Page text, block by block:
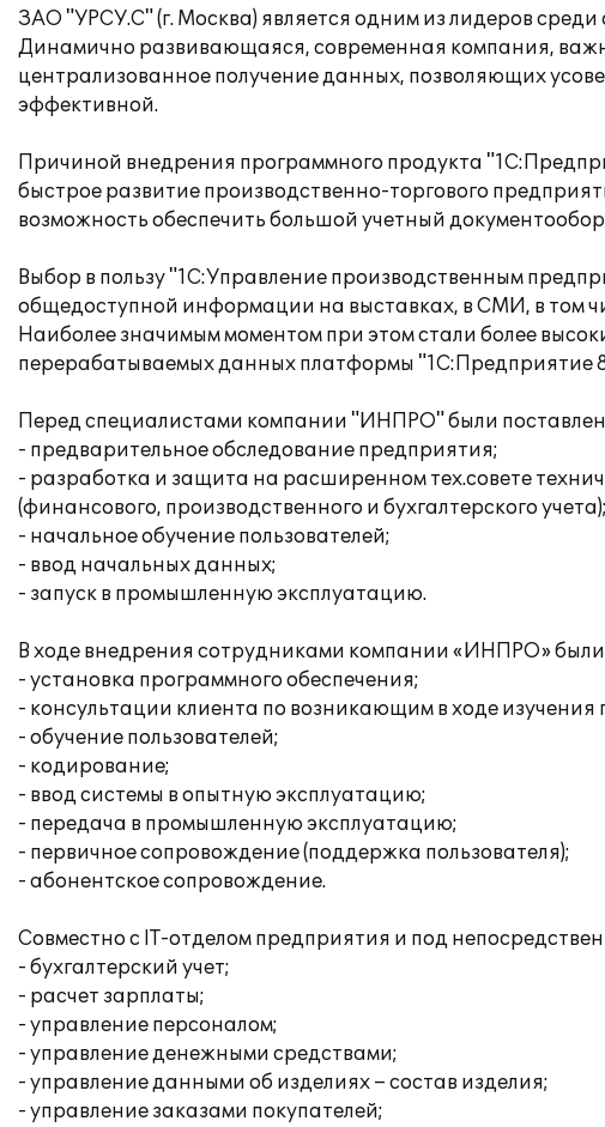
ЗАО "УРСУ.С" (г. Москва) является одним из лидеров
Динамично развивающаяся, современная компания,
централизованное получение данных, позволяющих
эффективной.
Причиной внедрения программного продукта
быстрое развитие производственно-торгового
возможность обеспечить большой учетный
Выбор в пользу "1С:Управление производственным
общедоступной информации на выставках, в СМИ, в том
Наиболее значимым моментом при этом стали более
перерабатываемых данных платформы "1С:Предприятие
Перед специалистами компании "ИНПРО" были
- предварительное обследование предприятия;
- разработка и защита на расширенном тех.совете
(финансового, производственного и бухгалтерского учета);
- начальное обучение пользователей;
- ввод начальных данных;
- запуск в промышленную эксплуатацию.
В ходе внедрения сотрудниками компании «ИНПРО»
- установка программного обеспечения;
- консультации клиента по возникающим в ходе изучения
- обучение пользователей;
- кодирование;
- ввод системы в опытную эксплуатацию;
- передача в промышленную эксплуатацию;
- первичное сопровождение (поддержка пользователя);
- абонентское сопровождение.
Совместно с IT-отделом предприятия и под
- бухгалтерский учет;
- расчет зарплаты;
- управление персоналом;
- управление денежными средствами;
- управление данными об изделиях – состав изделия;
- управление заказами покупателей;